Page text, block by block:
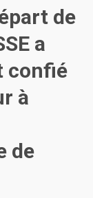
de
a
confié
à
de